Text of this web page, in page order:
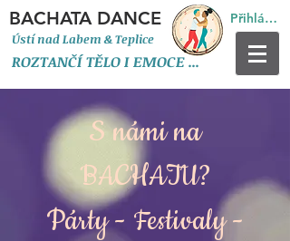
Přihlásit se
BACHATA DANCE
ROZTANČÍ TĚLO I EMOCE...
Ústí nad Labem & Teplice
S námi na
BACHATU?
Párty - Festivaly -